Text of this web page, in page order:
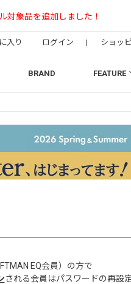
の別注】50周年 H.D. Track
BRAND FEATURE
入り ログイン | ショッ
EQ会員）の方で
される会員はパスワードの再設